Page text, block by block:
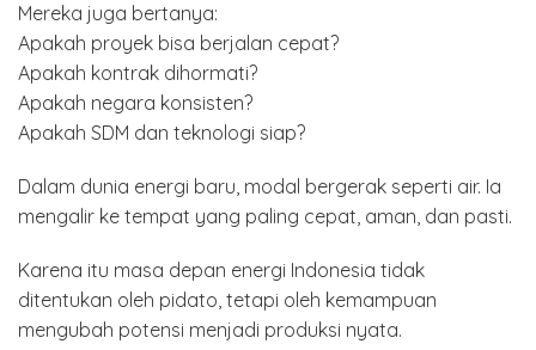
Mereka juga bertanya:
Apakah proyek bisa berjalan cepat?
Apakah kontrak dihormati?
Apakah negara konsisten?
Apakah SDM dan teknologi siap?
Dalam dunia energi baru, modal bergerak seperti air. Ia
mengalir ke tempat yang paling cepat, aman, dan pasti.
Karena itu masa depan energi Indonesia tidak
ditentukan oleh pidato, tetapi oleh kemampuan
mengubah potensi menjadi produksi nyata.